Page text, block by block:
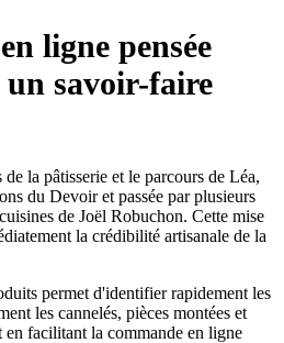
ligne pensée
savoir-faire
la pâtisserie et le parcours de Léa,
du Devoir et passée par plusieurs
de Joël Robuchon. Cette mise
la crédibilité artisanale de la
permet d'identifier rapidement les
les cannelés, pièces montées et
en facilitant la commande en ligne